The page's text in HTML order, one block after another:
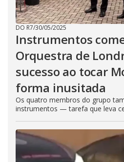
DO R7/30/05/2025
Instrumentos
Orquestra de
sucesso ao tocar
forma inusitada
Os quatro membros do grupo
instrumentos — tarefa que leva